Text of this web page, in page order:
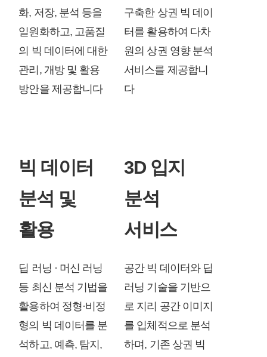
화, 저장, 분석 등을
일원화하고, 고품질
의 빅 데이터에 대한
관리, 개방 및 활용
방안을 제공합니다
구축한 상권 빅 데이
터를 활용하여 다차
원의 상권 영향 분석
서비스를 제공합니
다
빅 데이터
분석 및
활용
딥 러닝 · 머신 러닝
등 최신 분석 기법을
활용하여 정형·비정
형의 빅 데이터를 분
석하고, 예측, 탐지,
3D 입지
분석
서비스
공간 빅 데이터와 딥
러닝 기술을 기반으
로 지리 공간 이미지
를 입체적으로 분석
하며, 기존 상권 빅